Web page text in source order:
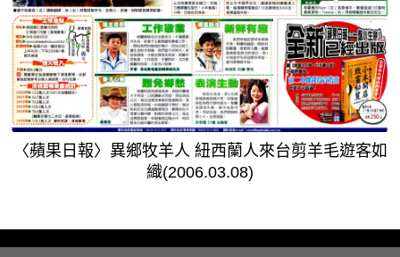
〈蘋果日報〉異鄉牧羊人 紐西蘭人來台剪羊毛遊客如
織(2006.03.08)